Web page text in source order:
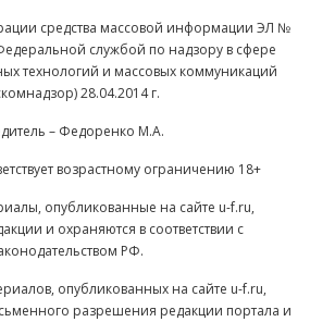
средства массовой информации ЭЛ №
службой по надзору в сфере
технологий и массовых коммуникаций
28.04.2014 г.
– Федоренко М.А.
возрастному ограничению 18+
опубликованные на сайте u-f.ru,
и охраняются в соответствии с
РФ.
опубликованных на сайте u-f.ru,
разрешения редакции портала и